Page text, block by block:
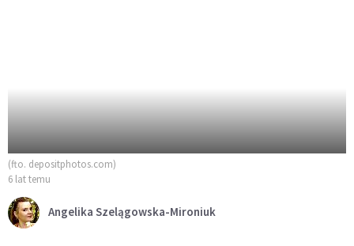
(fto. depositphotos.com)
6 lat temu
Angelika Szelągowska-Mironiuk